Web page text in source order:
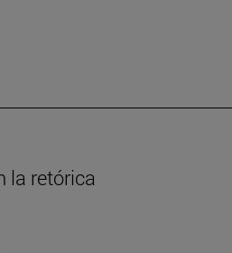
la retórica